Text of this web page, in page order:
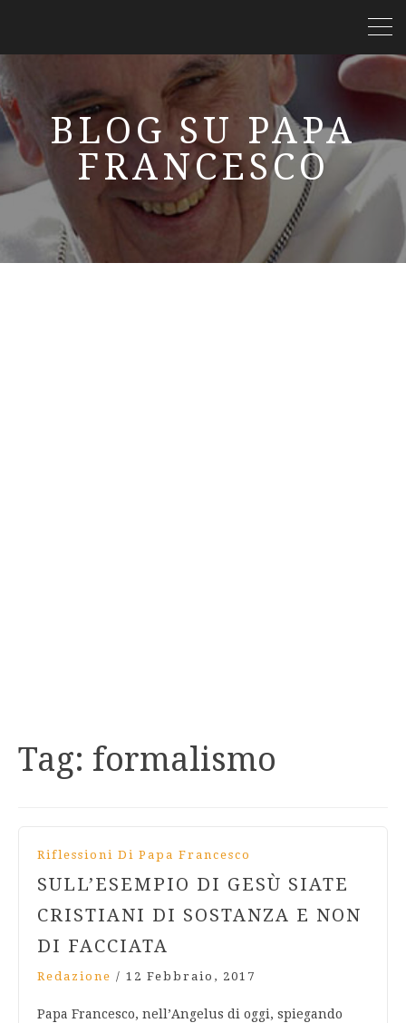
BLOG SU PAPA
FRANCESCO
Tag: formalismo
Riflessioni Di Papa Francesco
SULL’ESEMPIO DI GESÙ SIATE
CRISTIANI DI SOSTANZA E NON
DI FACCIATA
Redazione / 12 Febbraio, 2017
Papa Francesco, nell’Angelus di oggi, spiegando